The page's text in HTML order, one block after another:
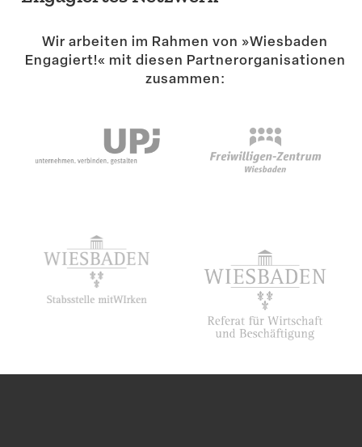
Wir arbeiten im Rahmen von »Wiesbaden
Engagiert!« mit diesen Partner­or­ga­ni­sa­tionen
zusammen: